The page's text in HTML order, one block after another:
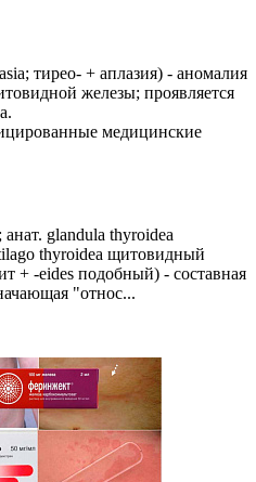
тирео- + аплазия) - аномалия
железы; проявляется
медицинские
glandula thyroidea
thyroidea щитовидный
+ -eides подобный) - составная
"относ...